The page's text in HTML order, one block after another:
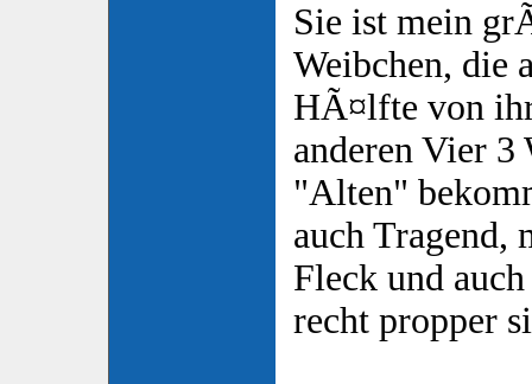
Sie ist mein
Weibchen, die
HÃ¤lfte von
anderen Vier 3
"Alten"
auch Tragend,
Fleck und
recht propper